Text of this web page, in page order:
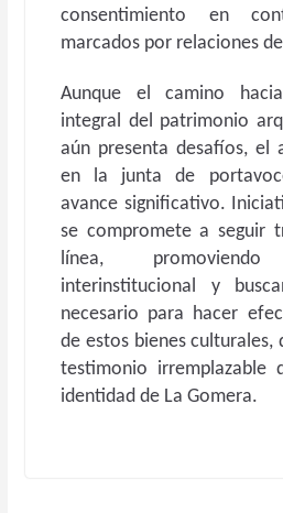
consentimiento en
marcados por relaciones
Aunque el camino
integral del patrimonio
aún presenta desafíos, el
en la junta de
avance significativo.
se compromete a seguir
línea,
interinstitucional y
necesario para hacer
de estos bienes culturales,
testimonio
identidad de La Gomera.